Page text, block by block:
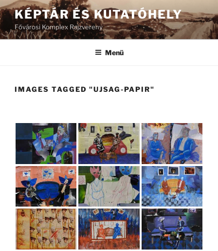
Tartalomhoz
KÉPTÁR ÉS KUTATÓHELY
Fővárosi Komplex Rajzvereny
Menü
IMAGES TAGGED "UJSAG-PAPIR"